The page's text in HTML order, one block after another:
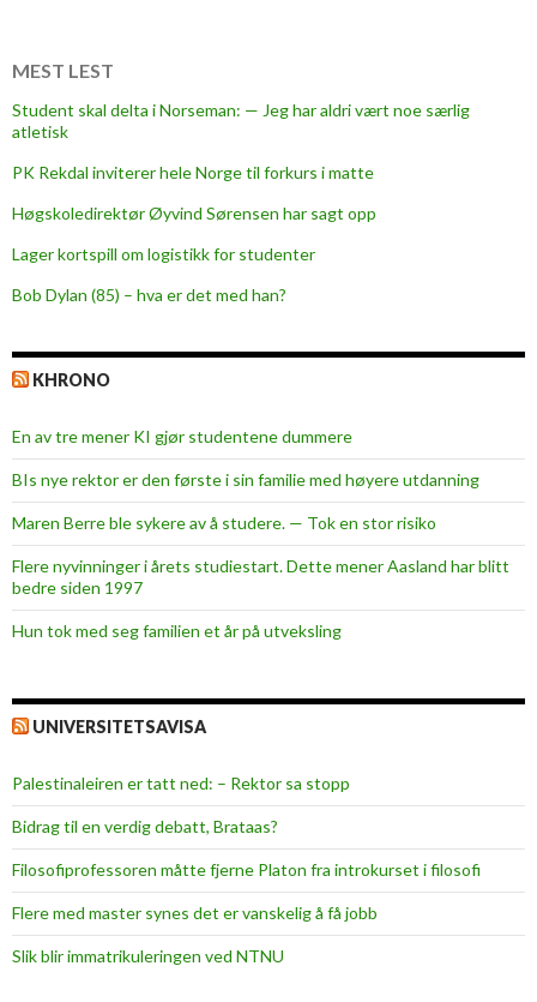
n
e
t
i
b
e
r
i
t
k
v
l
d
m
d
S
l
m
o
n
E
v
o
MEST LEST
Student skal delta i Norseman: — Jeg har aldri vært noe særlig
atletisk
PK Rekdal inviterer hele Norge til forkurs i matte
Høgskoledirektør Øyvind Sørensen har sagt opp
Lager kortspill om logistikk for studenter
Bob Dylan (85) – hva er det med han?
KHRONO
En av tre mener KI gjør studentene dummere
BIs nye rektor er den første i sin familie med høyere utdanning
Maren Berre ble sykere av å studere. — Tok en stor risiko
Flere nyvinninger i årets studiestart. Dette mener Aasland har blitt
bedre siden 1997
Hun tok med seg familien et år på utveksling
UNIVERSITETSAVISA
Palestinaleiren er tatt ned: – Rektor sa stopp
Bidrag til en verdig debatt, Brataas?
Filosofiprofessoren måtte fjerne Platon fra introkurset i filosofi
Flere med master synes det er vanskelig å få jobb
Slik blir immatrikuleringen ved NTNU